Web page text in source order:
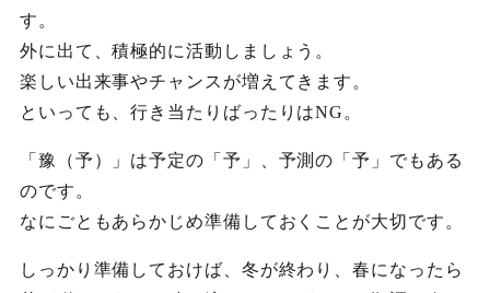
す。
外に出て、積極的に活動しましょう。
楽しい出来事やチャンスが増えてきます。
といっても、行き当たりばったりはNG。
「豫（予）」は予定の「予」、予測の「予」でもある
のです。
なにごともあらかじめ準備しておくことが大切です。
しっかり準備しておけば、冬が終わり、春になったら